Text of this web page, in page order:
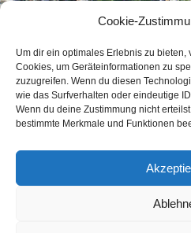
Cookie-
Um dir ein optimales Erlebnis zu
Cookies, um Geräteinformationen zu
zuzugreifen. Wenn du diesen
wie das Surfverhalten oder eindeutige
Wenn du deine Zustimmung nicht
bestimmte Merkmale und Funktionen
Copyright © 2026